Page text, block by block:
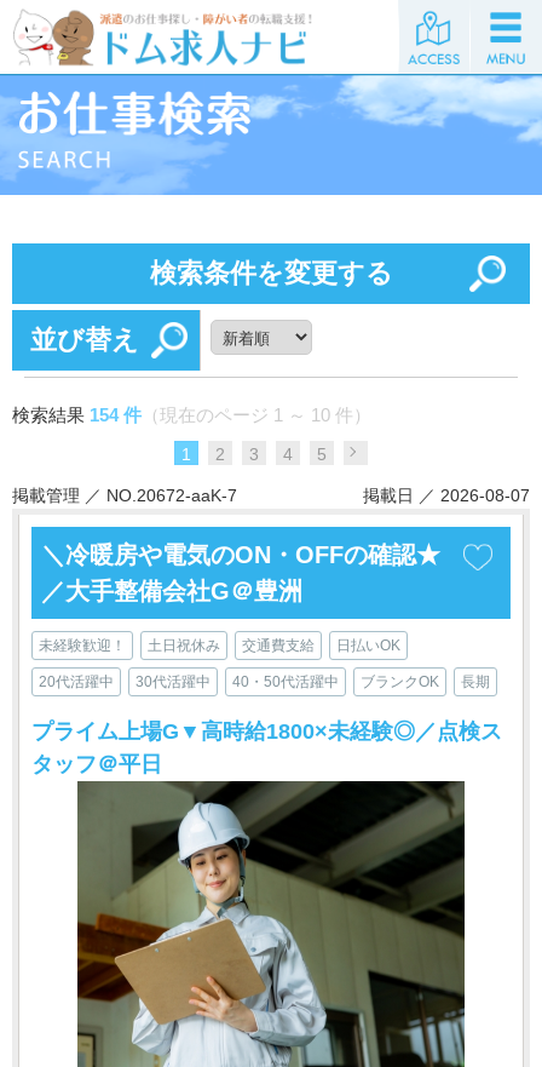
検索条件を変更する
並び替え
検索結果 154 件 （現在のページ 1 ～ 10 件）
1 2 3 4 5
掲載管理 ／ NO.20672-aaK-7 掲載日 ／ 2026-08-07
＼冷暖房や電気のON・OFFの確認★
／大手整備会社G＠豊洲
未経験歓迎！ 土日祝休み 交通費支給 日払いOK
20代活躍中 30代活躍中 40・50代活躍中 ブランクOK 長期
プライム上場G▼高時給1800×未経験◎／点検ス
タッフ＠平日